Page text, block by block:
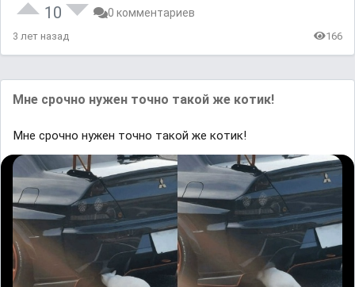
10 0 комментариев
3 лет назад 166
Мне срочно нужен точно такой же котик!
Мне срочно нужен точно такой же котик!